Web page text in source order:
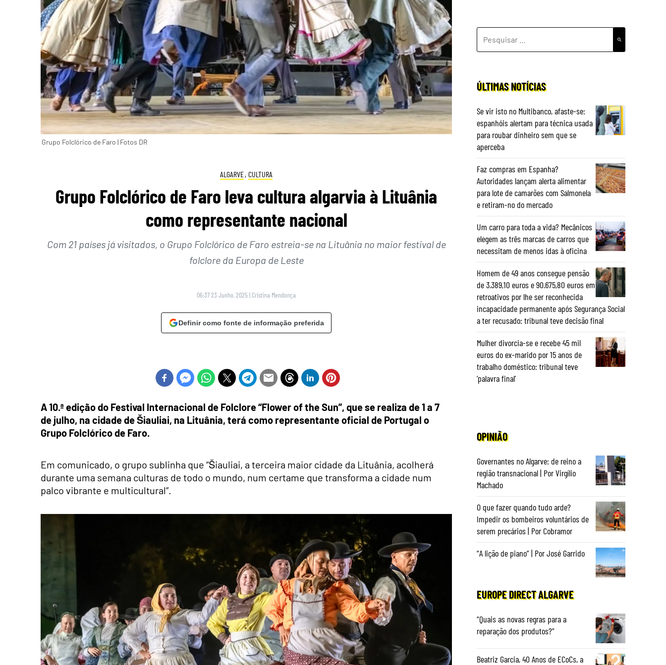
Grupo Folclórico de Faro | Fotos DR
ALGARVE, CULTURA
Grupo Folclórico de Faro leva cultura algarvia à Lituânia
como representante nacional
Com 21 países já visitados, o Grupo Folclórico de Faro estreia-se na Lituânia no maior festival de
folclore da Europa de Leste
06:37 23 Junho, 2025 | Cristina Mendonça
Definir como fonte de informação preferida
A 10.ª edição do Festival Internacional de Folclore “Flower of the Sun”, que se realiza de 1 a 7
de julho, na cidade de Šiauliai, na Lituânia, terá como representante oficial de Portugal o
Grupo Folclórico de Faro.
Em comunicado, o grupo sublinha que “Šiauliai, a terceira maior cidade da Lituânia, acolherá
durante uma semana culturas de todo o mundo, num certame que transforma a cidade num
palco vibrante e multicultural”.
POR:
ÚLTIMAS NOTÍCIAS
Se vir isto no Multibanco, afaste-se:
espanhóis alertam para técnica usada
para roubar dinheiro sem que se
aperceba
Faz compras em Espanha?
Autoridades lançam alerta alimentar
para lote de camarões com Salmonela
e retiram-no do mercado
Um carro para toda a vida? Mecânicos
elegem as três marcas de carros que
necessitam de menos idas à oficina
Homem de 49 anos consegue pensão
de 3.389,10 euros e 90.675,80 euros em
retroativos por lhe ser reconhecida
incapacidade permanente após Segurança Social
a ter recusado: tribunal teve decisão final
Mulher divorcia-se e recebe 45 mil
euros do ex-marido por 15 anos de
trabalho doméstico: tribunal teve
‘palavra final’
OPINIÃO
Governantes no Algarve: de reino a
região transnacional | Por Virgílio
Machado
O que fazer quando tudo arde?
Impedir os bombeiros voluntários de
serem precários | Por Cobramor
“A lição de piano” | Por José Garrido
EUROPE DIRECT ALGARVE
“Quais as novas regras para a
reparação dos produtos?”
Beatriz Garcia, 40 Anos de ECoCs, a